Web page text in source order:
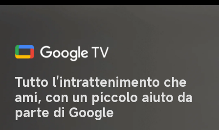
Tutto l'intrattenimento che
ami, con un piccolo aiuto da
parte di Google